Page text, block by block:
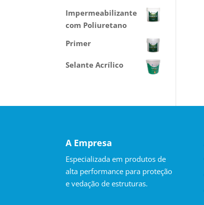
Impermeabilizante
com Poliuretano
Primer
Selante Acrílico
A Empresa
Especializada em produtos de
alta performance para proteção
e vedação de estruturas.